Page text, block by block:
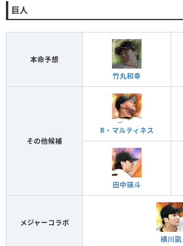
巨人
本命予想
竹丸和幸
その他候補
R・マルティネス
田中瑛斗
メジャーコラボ
横川凱